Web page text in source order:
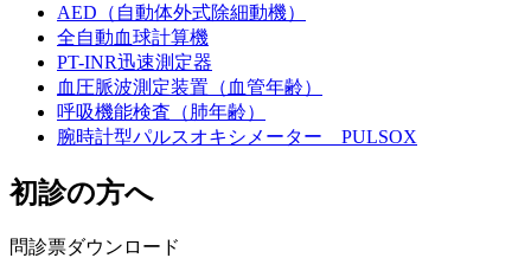
AED（自動体外式除細動機）
全自動血球計算機
PT-INR迅速測定器
血圧脈波測定装置（血管年齢）
呼吸機能検査（肺年齢）
腕時計型パルスオキシメーター PULSOX
初診の方へ
問診票ダウンロード